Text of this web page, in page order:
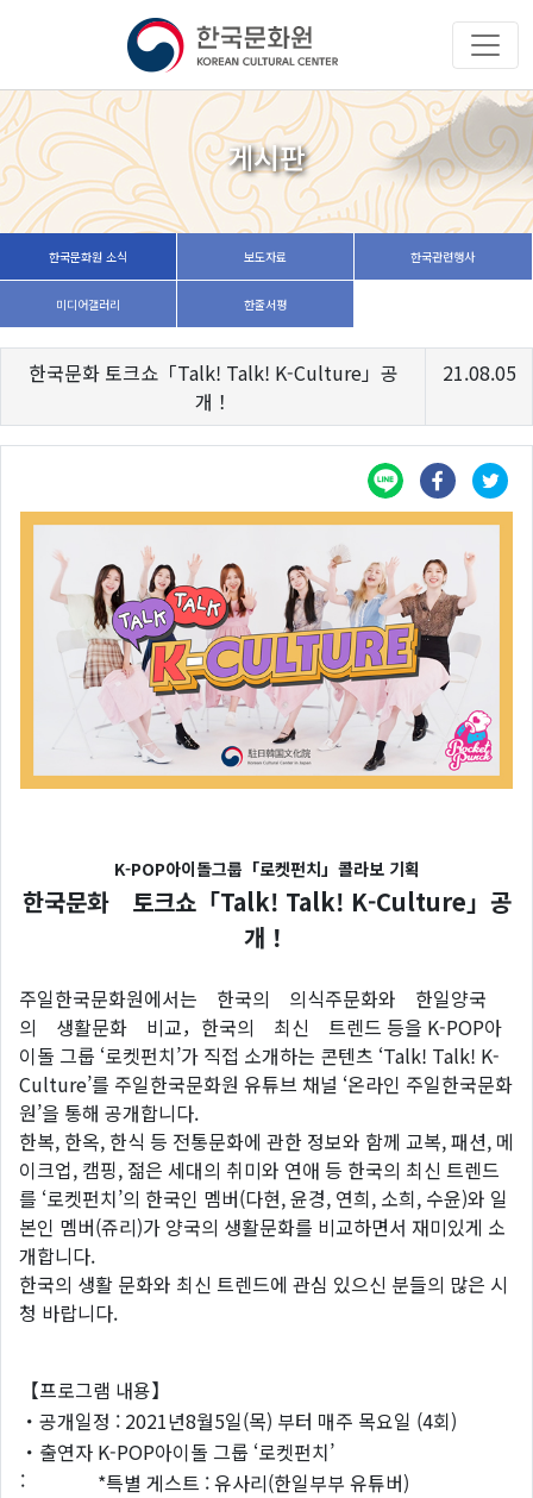
게시판
한국문화원 소식 보도자료 한국관련행사
미디어갤러리 한줄서평
한국문화 토크쇼「Talk! Talk! K-Culture」공
개！
21.08.05
K-POP아이돌그룹「로켓펀치」콜라보 기획
한국문화 토크쇼「Talk! Talk! K-Culture」공
개！
주일한국문화원에서는 한국의 의식주문화와 한일양국
의 생활문화 비교，한국의 최신 트렌드 등을 K-POP아
이돌 그룹 ‘로켓펀치’가 직접 소개하는 콘텐츠 ‘Talk! Talk! K-
Culture’를 주일한국문화원 유튜브 채널 ‘온라인 주일한국문화
원’을 통해 공개합니다.
한복, 한옥, 한식 등 전통문화에 관한 정보와 함께 교복, 패션, 메
이크업, 캠핑, 젊은 세대의 취미와 연애 등 한국의 최신 트렌드
를 ‘로켓펀치’의 한국인 멤버(다현, 윤경, 연희, 소희, 수윤)와 일
본인 멤버(쥬리)가 양국의 생활문화를 비교하면서 재미있게 소
개합니다.
한국의 생활 문화와 최신 트렌드에 관심 있으신 분들의 많은 시
청 바랍니다.
【프로그램 내용】
・공개일정 : 2021년8월5일(목) 부터 매주 목요일 (4회)
・출연자
:
K-POP아이돌 그룹 ‘로켓펀치’
*특별 게스트 : 유사리(한일부부 유튜버)